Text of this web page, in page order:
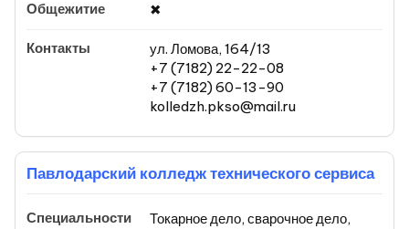
✖
ул. Ломова, 164/13
+7 (7182) 22-22-08
+7 (7182) 60-13-90
kolledzh.pkso@mail.ru
Павлодарский колледж технического сервиса
Токарное дело, сварочное дело,